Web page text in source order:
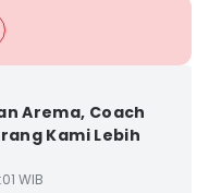
Arema, Coach
Kami Lebih
WIB